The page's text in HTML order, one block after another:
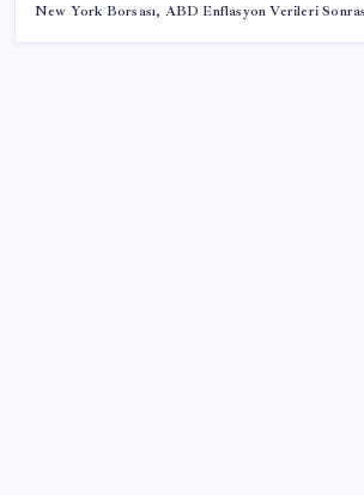
New York Borsası, ABD Enflasyon Verileri